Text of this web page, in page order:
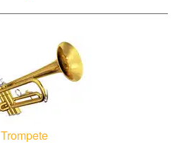
Trompete